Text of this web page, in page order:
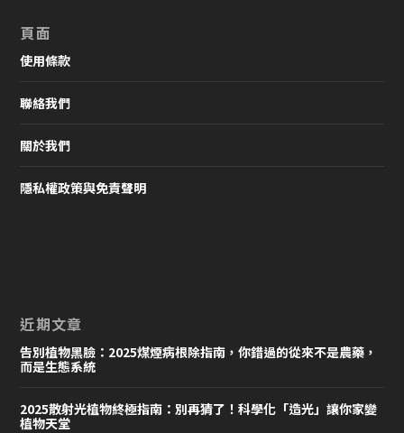
頁面
使用條款
聯絡我們
關於我們
隱私權政策與免責聲明
近期文章
告別植物黑臉：2025煤煙病根除指南，你錯過的從來不是農藥，
而是生態系統
2025散射光植物終極指南：別再猜了！科學化「造光」讓你家變
植物天堂